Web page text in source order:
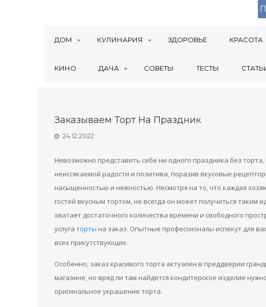
ДОМ КУЛИНАРИЯ ЗДОРОВЬЕ КРАСОТА
КИНО ДАЧА СОВЕТЫ ТЕСТЫ
Заказываем Торт На Праздник
24.12.2022
Невозможно представить себе ни одного праздника без
неиссякаемой радости и позитива, поразив вкусовые
насыщенностью и нежностью. Несмотря на то, что каждая
гостей вкусным тортом, не всегда он может получиться таким
хватает достаточного количества времени и свободного
услуга торты на заказ. Опытные профессионалы испекут для
всех присутствующих.
Особенно, заказ красивого торта актуален в преддверии
магазине, но вряд ли там найдется кондитерское изделие
оригинальное украшение торта.